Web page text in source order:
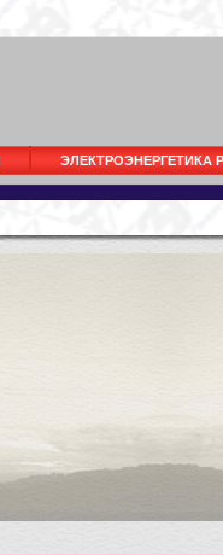
ЭЛЕКТРОЭНЕРГЕТИКА